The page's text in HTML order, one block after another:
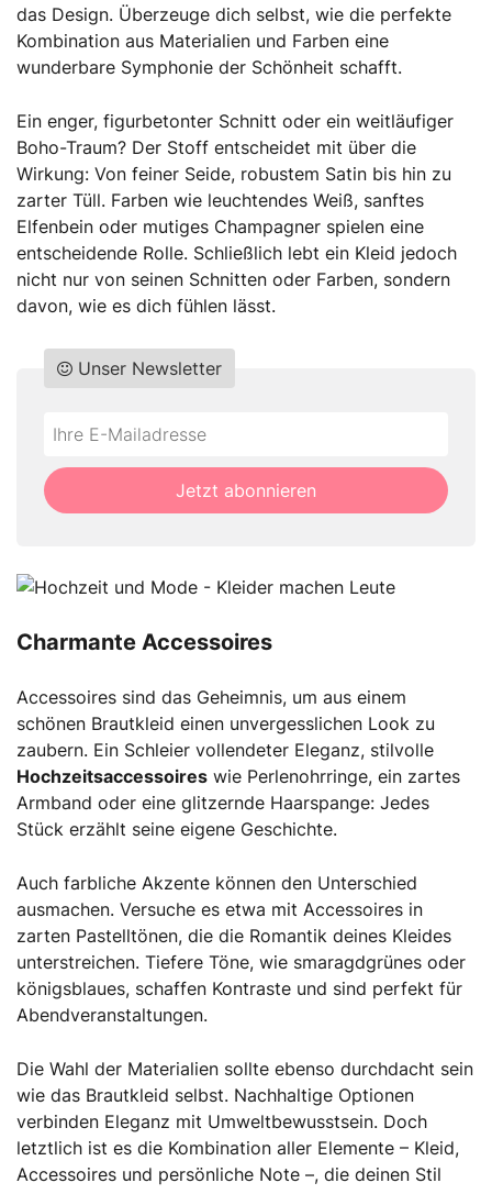
das Design. Überzeuge dich selbst, wie die perfekte
Kombination aus Materialien und Farben eine
wunderbare Symphonie der Schönheit schafft.
Ein enger, figurbetonter Schnitt oder ein weitläufiger
Boho-Traum? Der Stoff entscheidet mit über die
Wirkung: Von feiner Seide, robustem Satin bis hin zu
zarter Tüll. Farben wie leuchtendes Weiß, sanftes
Elfenbein oder mutiges Champagner spielen eine
entscheidende Rolle. Schließlich lebt ein Kleid jedoch
nicht nur von seinen Schnitten oder Farben, sondern
davon, wie es dich fühlen lässt.
Do
fill
this
Unser Newsletter
*Ihre
Mailadresse:
Jetzt abonnieren
Charmante Accessoires
Accessoires sind das Geheimnis, um aus einem
schönen Brautkleid einen unvergesslichen Look zu
zaubern. Ein Schleier vollendeter Eleganz, stilvolle
Hochzeitsaccessoires wie Perlenohrringe, ein zartes
Armband oder eine glitzernde Haarspange: Jedes
Stück erzählt seine eigene Geschichte.
Auch farbliche Akzente können den Unterschied
ausmachen. Versuche es etwa mit Accessoires in
zarten Pastelltönen, die die Romantik deines Kleides
unterstreichen. Tiefere Töne, wie smaragdgrünes oder
königsblaues, schaffen Kontraste und sind perfekt für
Abendveranstaltungen.
Die Wahl der Materialien sollte ebenso durchdacht sein
wie das Brautkleid selbst. Nachhaltige Optionen
verbinden Eleganz mit Umweltbewusstsein. Doch
letztlich ist es die Kombination aller Elemente – Kleid,
Accessoires und persönliche Note –, die deinen Stil